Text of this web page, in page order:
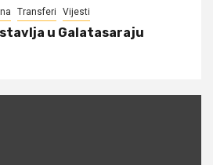
Transferi Vijesti
u Galatasaraju